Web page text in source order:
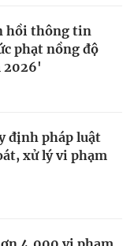
hồi thông tin
phạt nồng độ
2026'
định pháp luật
xử lý vi phạm